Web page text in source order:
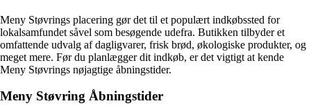
Meny Støvrings placering gør det til et populært indkøbssted for
lokalsamfundet såvel som besøgende udefra. Butikken tilbyder et
omfattende udvalg af dagligvarer, frisk brød, økologiske produkter, og
meget mere. Før du planlægger dit indkøb, er det vigtigt at kende
Meny Støvrings nøjagtige åbningstider.
Meny Støvring Åbningstider